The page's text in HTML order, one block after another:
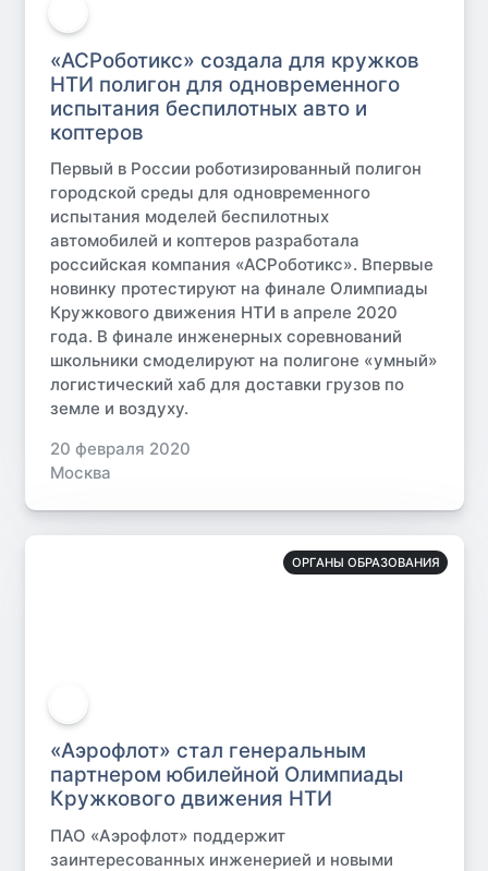
«АСРоботикс» создала для кружков
НТИ полигон для одновременного
испытания беспилотных авто и
коптеров
Первый в России роботизированный полигон
городской среды для одновременного
испытания моделей беспилотных
автомобилей и коптеров разработала
российская компания «АСРоботикс». Впервые
новинку протестируют на финале Олимпиады
Кружкового движения НТИ в апреле 2020
года. В финале инженерных соревнований
школьники смоделируют на полигоне «умный»
логистический хаб для доставки грузов по
земле и воздуху.
20 февраля 2020
Москва
ОРГАНЫ ОБРАЗОВАНИЯ
«Аэрофлот» стал генеральным
партнером юбилейной Олимпиады
Кружкового движения НТИ
ПАО «Аэрофлот» поддержит
заинтересованных инженерией и новыми